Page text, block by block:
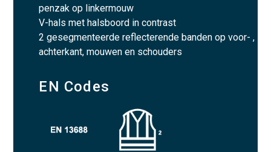
penzak op linkermouw
V-hals met halsboord in contrast
2 gesegmenteerde reflecterende banden op voor- ,
achterkant, mouwen en schouders
EN Codes